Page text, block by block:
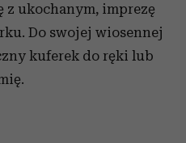
z ukochanym, imprezę
Do swojej wiosennej
kuferek do ręki lub